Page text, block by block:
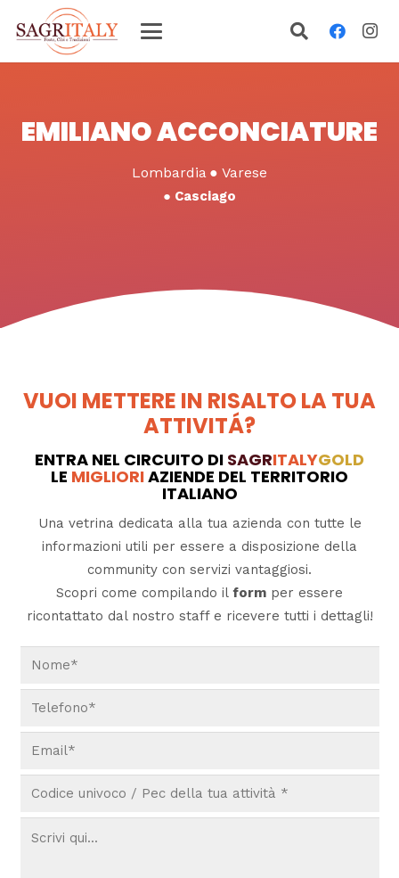
EMILIANO ACCONCIATURE
Lombardia ● Varese
● Casciago
VUOI METTERE IN RISALTO LA TUA
ATTIVITÁ?
ENTRA NEL CIRCUITO DI SAGRITALYGOLD
LE MIGLIORIAZIENDE DEL TERRITORIO
ITALIANO
Una vetrina dedicata alla tua azienda con tutte le
informazioni utili per essere a disposizione della
community con servizi vantaggiosi.
Scopri come compilando il form per essere
ricontattato dal nostro staff e ricevere tutti i dettagli!